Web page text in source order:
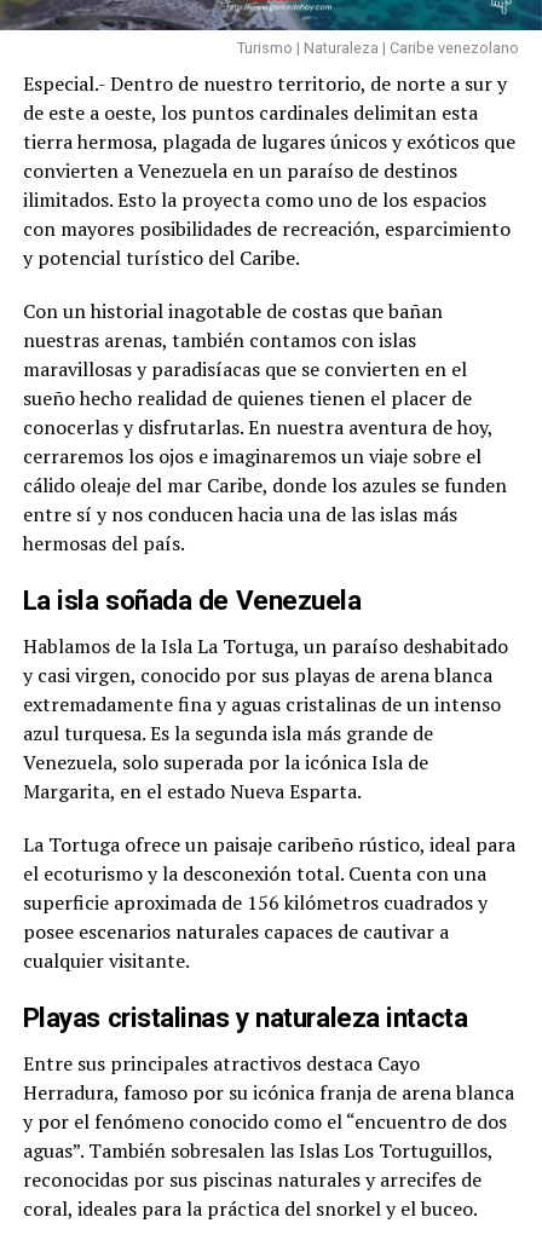
Turismo | Naturaleza | Caribe venezolano
Especial.- Dentro de nuestro territorio, de norte a sur y
de este a oeste, los puntos cardinales delimitan esta
tierra hermosa, plagada de lugares únicos y exóticos que
convierten a Venezuela en un paraíso de destinos
ilimitados. Esto la proyecta como uno de los espacios
con mayores posibilidades de recreación, esparcimiento
y potencial turístico del Caribe.
Con un historial inagotable de costas que bañan
nuestras arenas, también contamos con islas
maravillosas y paradisíacas que se convierten en el
sueño hecho realidad de quienes tienen el placer de
conocerlas y disfrutarlas. En nuestra aventura de hoy,
cerraremos los ojos e imaginaremos un viaje sobre el
cálido oleaje del mar Caribe, donde los azules se funden
entre sí y nos conducen hacia una de las islas más
hermosas del país.
La isla soñada de Venezuela
Hablamos de la Isla La Tortuga, un paraíso deshabitado
y casi virgen, conocido por sus playas de arena blanca
extremadamente fina y aguas cristalinas de un intenso
azul turquesa. Es la segunda isla más grande de
Venezuela, solo superada por la icónica Isla de
Margarita, en el estado Nueva Esparta.
La Tortuga ofrece un paisaje caribeño rústico, ideal para
el ecoturismo y la desconexión total. Cuenta con una
superficie aproximada de 156 kilómetros cuadrados y
posee escenarios naturales capaces de cautivar a
cualquier visitante.
Playas cristalinas y naturaleza intacta
Entre sus principales atractivos destaca Cayo
Herradura, famoso por su icónica franja de arena blanca
y por el fenómeno conocido como el “encuentro de dos
aguas”. También sobresalen las Islas Los Tortuguillos,
reconocidas por sus piscinas naturales y arrecifes de
coral, ideales para la práctica del snorkel y el buceo.